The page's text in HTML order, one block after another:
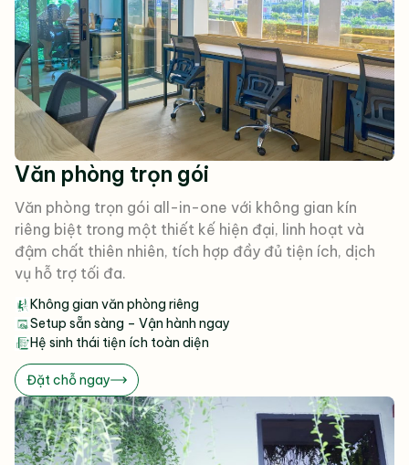
Văn phòng trọn gói
Văn phòng trọn gói all-in-one với không gian kín
riêng biệt trong một thiết kế hiện đại, linh hoạt và
đậm chất thiên nhiên, tích hợp đầy đủ tiện ích, dịch
vụ hỗ trợ tối đa.
Không gian văn phòng riêng
Setup sẵn sàng – Vận hành ngay
Hệ sinh thái tiện ích toàn diện
Đặt chỗ ngay